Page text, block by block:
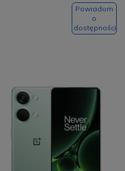
Powiadom
o
dostępności